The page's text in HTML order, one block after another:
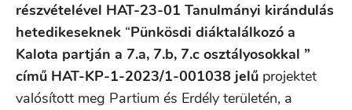
részvételével HAT-23-01 Tanulmányi kirándulás
hetedikeseknek “Pünkösdi diáktalálkozó a
Kalota partján a 7.a, 7.b, 7.c osztályosokkal ”
című HAT-KP-1-2023/1-001038 jelű projektet
valósított meg Partium és Erdély területén, a